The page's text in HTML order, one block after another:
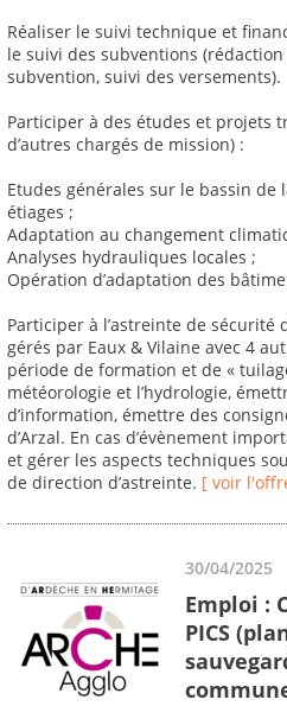
Réaliser le suivi technique et
le suivi des subventions
subvention, suivi des versements).
Participer à des études et projets
d’autres chargés de mission) :
Etudes générales sur le bassin de
étiages ;
Adaptation au changement
Analyses hydrauliques locales ;
Opération d’adaptation des
Participer à l’astreinte de sécurité
gérés par Eaux & Vilaine avec 4
période de formation et de «
météorologie et l’hydrologie,
d’information, émettre des
d’Arzal. En cas d’évènement
et gérer les aspects techniques
de direction d’astreinte. [ voir
30/04/2025
Emploi :
PICS